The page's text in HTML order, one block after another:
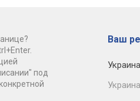
под
Ваш
Украина
Украина